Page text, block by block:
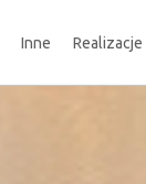
Inne Realizacje